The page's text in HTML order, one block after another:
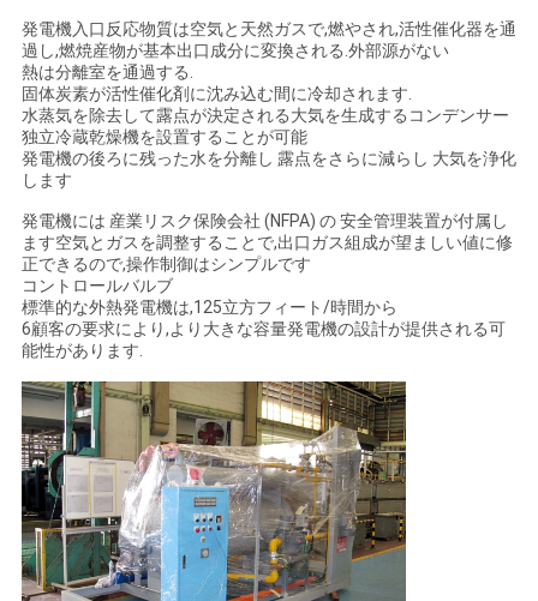
ー
ス
事
件
引
金
を
求
め
て
く
発電機入口反応物質は空気と天然ガスで,燃やされ,活性催化器を通
過し,燃焼産物が基本出口成分に変換される.外部源がない
熱は分離室を通過する.
固体炭素が活性催化剤に沈み込む間に冷却されます.
水蒸気を除去して露点が決定される大気を生成するコンデンサー
独立冷蔵乾燥機を設置することが可能
発電機の後ろに残った水を分離し 露点をさらに減らし 大気を浄化
します
発電機には 産業リスク保険会社 (NFPA) の 安全管理装置が付属し
ます空気とガスを調整することで,出口ガス組成が望ましい値に修
正できるので,操作制御はシンプルです
コントロールバルブ
標準的な外熱発電機は,125立方フィート/時間から
6顧客の要求により,より大きな容量発電機の設計が提供される可
能性があります.